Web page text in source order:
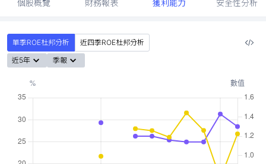
個股概覽 財務報表 獲利能力 安全性分析
單季ROE杜邦分析
近四季ROE杜邦分析
近5年
季報